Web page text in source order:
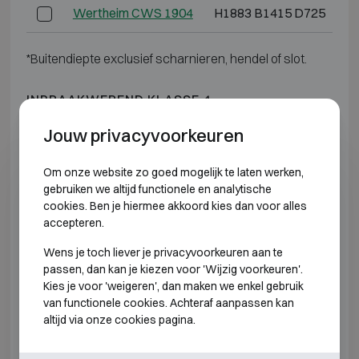
Wertheim CWS 1904 H1883 B1415 D725
*Buitendiepte exclusief scharnieren, hendel of slot.
INBRAAKWEREND KLASSE 4
Model Buitenmaten (mm)
Wertheim DWS 0849 H848 B645 D565
Wertheim DWS 0850
Wertheim DWS 1000 H1003 B810 D725
Wertheim DWS 1200 H1193 B810 D725
Jouw privacyvoorkeuren
Om onze website zo goed mogelijk te laten werken,
gebruiken we altijd functionele en analytische
cookies. Ben je hiermee akkoord kies dan voor alles
accepteren.
Wens je toch liever je privacyvoorkeuren aan te
passen, dan kan je kiezen voor 'Wijzig voorkeuren'.
Kies je voor 'weigeren', dan maken we enkel gebruik
van functionele cookies. Achteraf aanpassen kan
altijd via onze cookies pagina.